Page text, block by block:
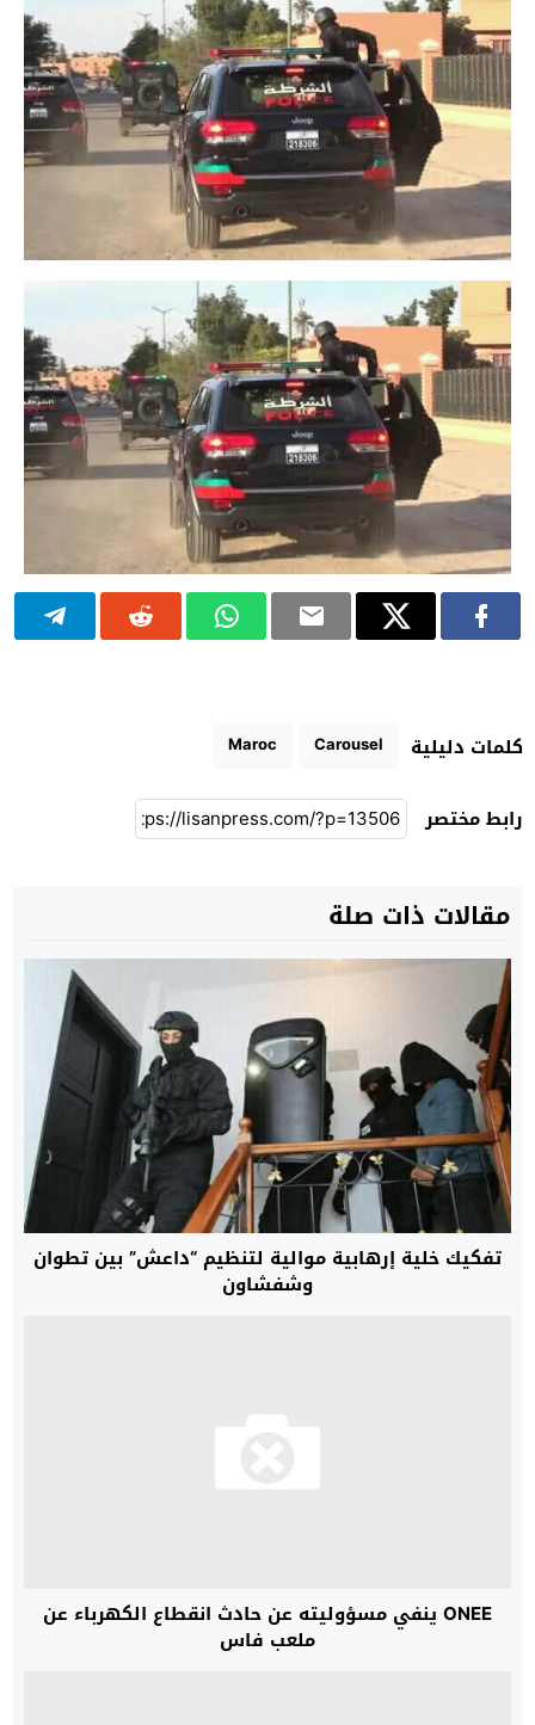
كلمات دليلية Carousel
Maroc
رابط مختصر
مقالات ذات صلة
تفكيك خلية إرهابية موالية لتنظيم “داعش” بين تطوان
وشفشاون
ONEE ينفي مسؤوليته عن حادث انقطاع الكهرباء عن
ملعب فاس